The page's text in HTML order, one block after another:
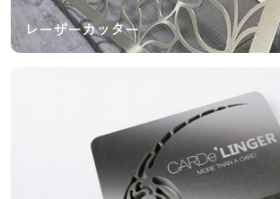
レーザーカッター